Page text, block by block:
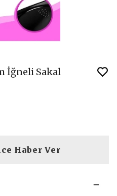
İğneli Sakal
Haber Ver